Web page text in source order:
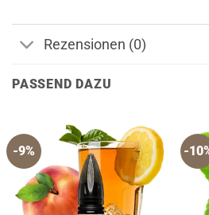
Rezensionen (0)
PASSEND DAZU
-9% -